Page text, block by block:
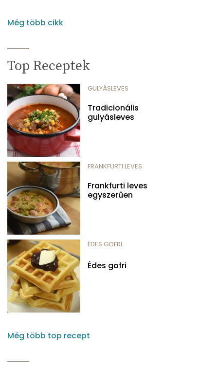
Még több cikk
Top Receptek
GULYÁSLEVES
Tradicionális
gulyásleves
FRANKFURTI LEVES
Frankfurti leves
egyszerűen
ÉDES GOFRI
Édes gofri
Még több top recept